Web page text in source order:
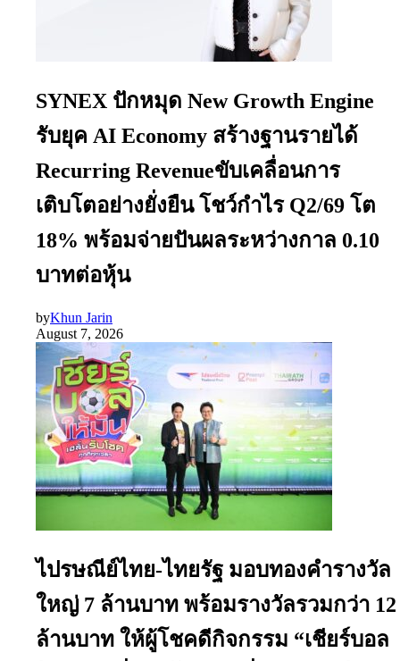
SYNEX ปักหมุด New Growth Engine
รับยุค AI Economy สร้างฐานรายได้
Recurring Revenueขับเคลื่อนการ
เติบโตอย่างยั่งยืน โชว์กำไร Q2/69 โต
18% พร้อมจ่ายปันผลระหว่างกาล 0.10
บาทต่อหุ้น
byKhun Jarin
August 7, 2026
ไปรษณีย์ไทย-ไทยรัฐ มอบทองคำรางวัล
ใหญ่ 7 ล้านบาท พร้อมรางวัลรวมกว่า 12
ล้านบาท ให้ผู้โชคดีกิจกรรม “เชียร์บอล